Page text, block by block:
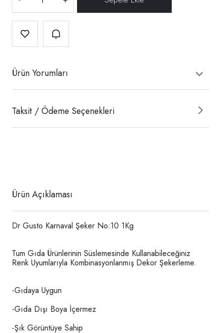
Ürün Yorumları
Taksit / Ödeme Seçenekleri
Ürün Açıklaması
Dr Gusto Karnaval Şeker No:10 1Kg
Tum Gıda Ürünlerinin Süslemesinde Kullanabileceğiniz
Renk Uyumlarıyla Kombinasyonlanmış Dekor Şekerleme.
-Gıdaya Uygun
-Gıda Dışı Boya İçermez
-Şık Görüntüye Sahip